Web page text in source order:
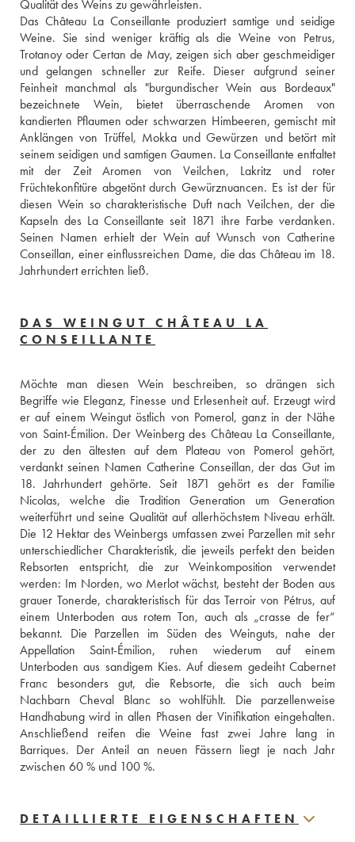
Qualität des Weins zu gewährleisten.
Das Château La Conseillante produziert samtige und seidige
Weine. Sie sind weniger kräftig als die Weine von Petrus,
Trotanoy oder Certan de May, zeigen sich aber geschmeidiger
und gelangen schneller zur Reife. Dieser aufgrund seiner
Feinheit manchmal als "burgundischer Wein aus Bordeaux"
bezeichnete Wein, bietet überraschende Aromen von
kandierten Pflaumen oder schwarzen Himbeeren, gemischt mit
Anklängen von Trüffel, Mokka und Gewürzen und betört mit
seinem seidigen und samtigen Gaumen. La Conseillante entfaltet
mit der Zeit Aromen von Veilchen, Lakritz und roter
Früchtekonfitüre abgetönt durch Gewürznuancen. Es ist der für
diesen Wein so charakteristische Duft nach Veilchen, der die
Kapseln des La Conseillante seit 1871 ihre Farbe verdanken.
Seinen Namen erhielt der Wein auf Wunsch von Catherine
Conseillan, einer einflussreichen Dame, die das Château im 18.
Jahrhundert errichten ließ.
DAS WEINGUT CHÂTEAU LA
CONSEILLANTE
Möchte man diesen Wein beschreiben, so drängen sich
Begriffe wie Eleganz, Finesse und Erlesenheit auf. Erzeugt wird
er auf einem Weingut östlich von Pomerol, ganz in der Nähe
von Saint-Émilion. Der Weinberg des Château La Conseillante,
der zu den ältesten auf dem Plateau von Pomerol gehört,
verdankt seinen Namen Catherine Conseillan, der das Gut im
18. Jahrhundert gehörte. Seit 1871 gehört es der Familie
Nicolas, welche die Tradition Generation um Generation
weiterführt und seine Qualität auf allerhöchstem Niveau erhält.
Die 12 Hektar des Weinbergs umfassen zwei Parzellen mit sehr
unterschiedlicher Charakteristik, die jeweils perfekt den beiden
Rebsorten entspricht, die zur Weinkomposition verwendet
werden: Im Norden, wo Merlot wächst, besteht der Boden aus
grauer Tonerde, charakteristisch für das Terroir von Pétrus, auf
einem Unterboden aus rotem Ton, auch als „crasse de fer“
bekannt. Die Parzellen im Süden des Weinguts, nahe der
Appellation Saint-Émilion, ruhen wiederum auf einem
Unterboden aus sandigem Kies. Auf diesem gedeiht Cabernet
Franc besonders gut, die Rebsorte, die sich auch beim
Nachbarn Cheval Blanc so wohlfühlt. Die parzellenweise
Handhabung wird in allen Phasen der Vinifikation eingehalten.
Anschließend reifen die Weine fast zwei Jahre lang in
Barriques. Der Anteil an neuen Fässern liegt je nach Jahr
zwischen 60 % und 100 %.
DETAILLIERTE EIGENSCHAFTEN